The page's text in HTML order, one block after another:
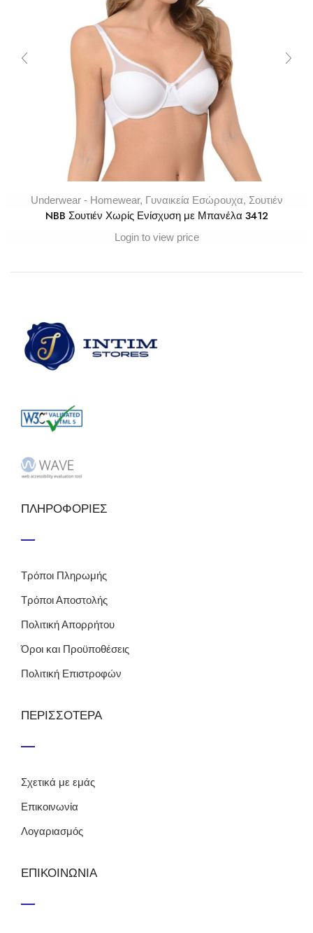
Underwear - Homewear, Γυναικεία Εσώρουχα, Σουτιέν
NBB Σουτιέν Χωρίς Ενίσχυση με Μπανέλα 3412
Login to view price
ΠΛΗΡΟΦΟΡΙΕΣ
Τρόποι Πληρωμής
Τρόποι Αποστολής
Πολιτική Απορρήτου
Όροι και Προϋποθέσεις
Πολιτική Επιστροφών
ΠΕΡΙΣΣΟΤΕΡΑ
Σχετικά με εμάς
Επικοινωνία
Λογαριασμός
ΕΠΙΚΟΙΝΩΝΙΑ